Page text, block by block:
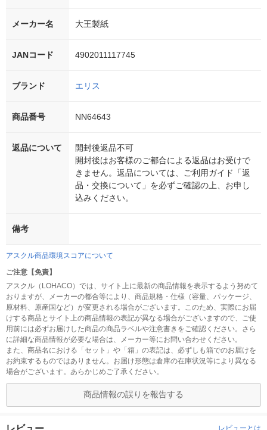
メーカー名 大王製紙
JANコード 4902011117745
ブランド エリス
商品番号 NN64643
返品について
開封後返品不可
開封後はお客様のご都合による返品はお受けで
きません。返品については、ご利用ガイド「返
品・交換について」を必ずご確認の上、お申し
込みください。
備考
アスクル商品環境スコアについて
ご注意【免責】
アスクル（LOHACO）では、サイト上に最新の商品情報を表示するよう努めて
おりますが、メーカーの都合等により、商品規格・仕様（容量、パッケージ、
原材料、原産国など）が変更される場合がございます。このため、実際にお届
けする商品とサイト上の商品情報の表記が異なる場合がございますので、ご使
用前には必ずお届けした商品の商品ラベルや注意書きをご確認ください。さら
に詳細な商品情報が必要な場合は、メーカー等にお問い合わせください。
また、商品名における「セット」や「箱」の表記は、必ずしも箱でのお届けを
お約束するものではありません。お届け形態は倉庫の在庫状況等により異なる
場合がございます。あらかじめご了承ください。
商品情報の誤りを報告する
レビューとは